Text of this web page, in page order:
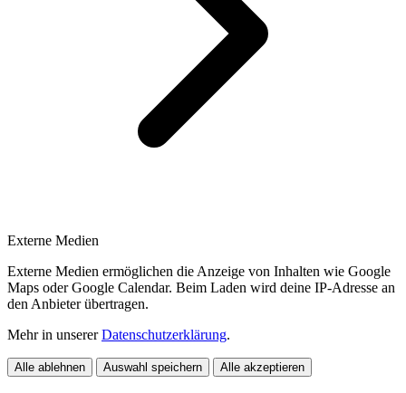
Externe Medien
Externe Medien ermöglichen die Anzeige von Inhalten wie Google
Maps oder Google Calendar. Beim Laden wird deine IP-Adresse an
den Anbieter übertragen.
Mehr in unsererDatenschutzerklärung.
Alle ablehnen Auswahl speichern Alle akzeptieren